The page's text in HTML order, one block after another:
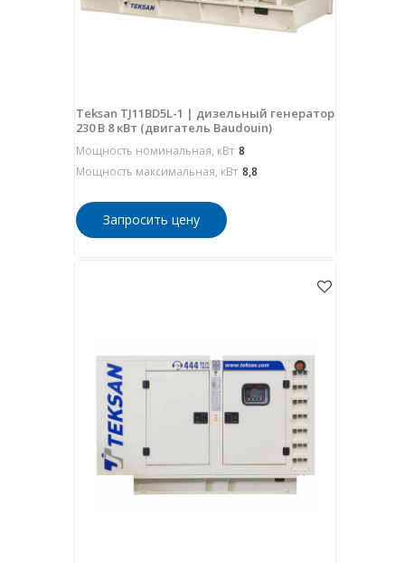
Teksan TJ11BD5L-1 | дизельный генератор
230 В 8 кВт (двигатель Baudouin)
Мощность номинальная, кВт 8
Мощность максимальная, кВт 8,8
Запросить цену